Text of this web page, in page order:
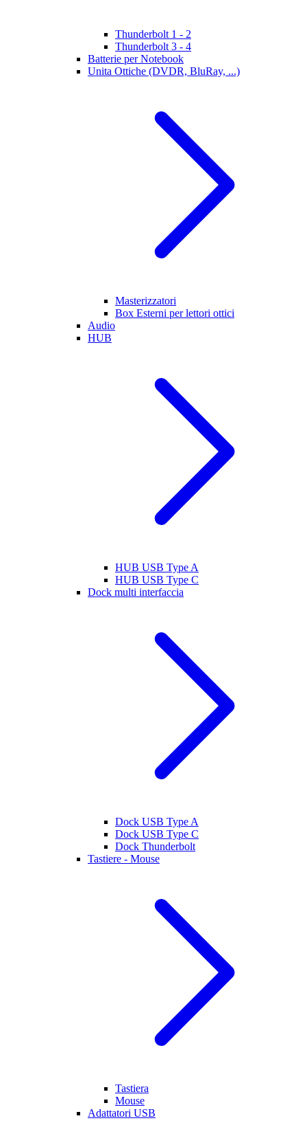
Thunderbolt 1 - 2
Thunderbolt 3 - 4
Batterie per Notebook
Unita Ottiche (DVDR, BluRay, ...)
Masterizzatori
Box Esterni per lettori ottici
Audio
HUB
HUB USB Type A
HUB USB Type C
Dock multi interfaccia
Dock USB Type A
Dock USB Type C
Dock Thunderbolt
Tastiere - Mouse
Tastiera
Mouse
Adattatori USB